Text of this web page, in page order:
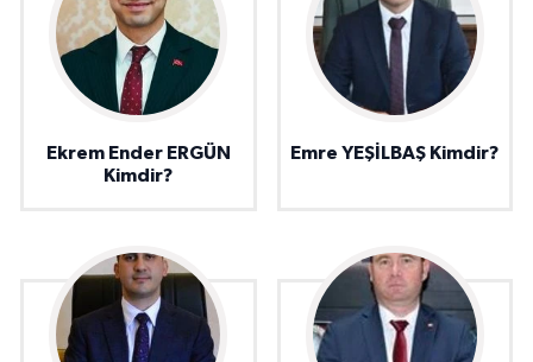
Ekrem Ender ERGÜN
Kimdir?
Emre YEŞİLBAŞ Kimdir?